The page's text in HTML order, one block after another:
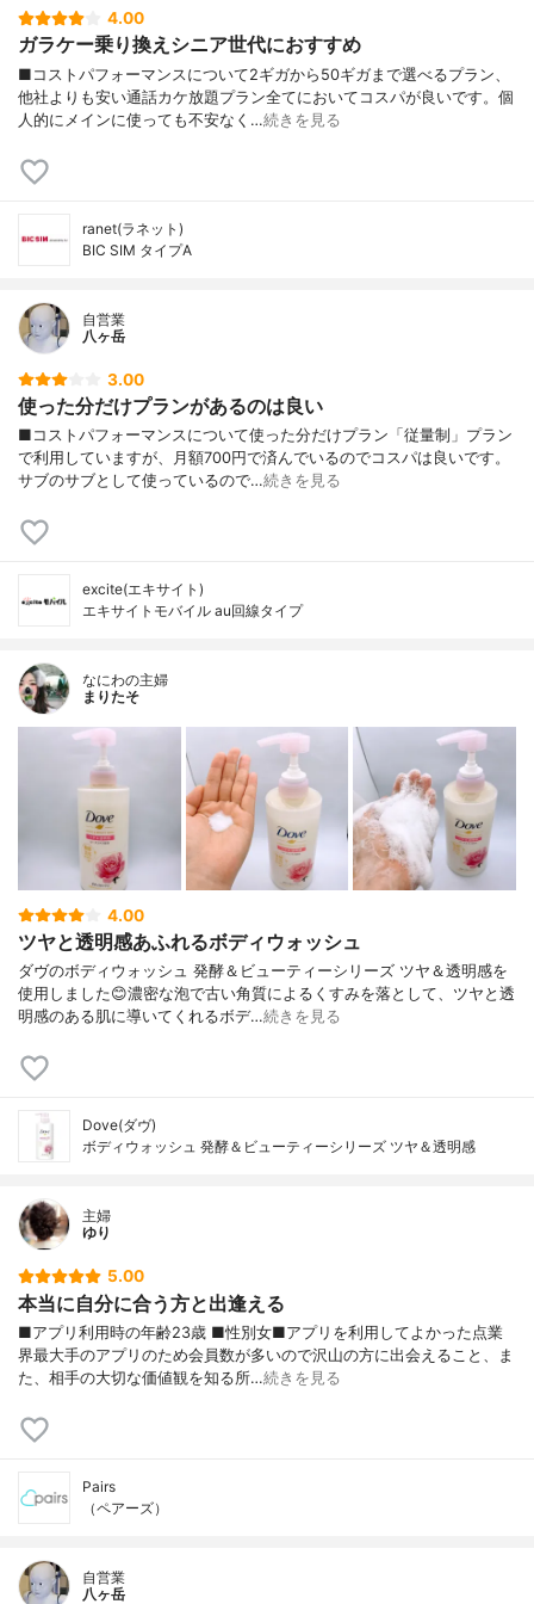
4.00
ガラケー乗り換えシニア世代におすすめ
■コストパフォーマンスについて2ギガから50ギガまで選べるプラン、
他社よりも安い通話カケ放題プラン全てにおいてコスパが良いです。個
人的にメインに使っても不安なく…続きを見る
ranet(ラネット)
BIC SIM タイプA
自営業
八ヶ岳
3.00
使った分だけプランがあるのは良い
■コストパフォーマンスについて使った分だけプラン「従量制」プラン
で利用していますが、月額700円で済んでいるのでコスパは良いです。
サブのサブとして使っているので…続きを見る
excite(エキサイト)
エキサイトモバイル au回線タイプ
なにわの主婦
まりたそ
4.00
ツヤと透明感あふれるボディウォッシュ
ダヴのボディウォッシュ 発酵＆ビューティーシリーズ ツヤ＆透明感を
使用しました😊濃密な泡で古い角質によるくすみを落として、ツヤと透
明感のある肌に導いてくれるボデ…続きを見る
Dove(ダヴ)
ボディウォッシュ 発酵＆ビューティーシリーズ ツヤ＆透明感
主婦
ゆり
5.00
本当に自分に合う方と出逢える
■アプリ利用時の年齢23歳 ■性別女■アプリを利用してよかった点業
界最大手のアプリのため会員数が多いので沢山の方に出会えること、ま
た、相手の大切な価値観を知る所…続きを見る
Pairs
（ペアーズ）
自営業
八ヶ岳